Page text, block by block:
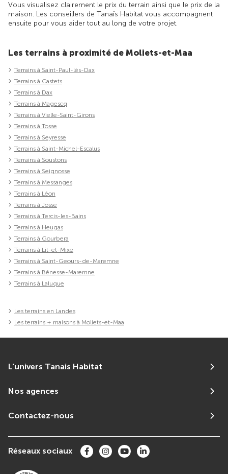
Vous visualisez clairement le prix du terrain ainsi que le prix de la
maison. Les conseillers de Tanaïs Habitat vous accompagnent
ensuite pour vous aider tout au long de votre projet.
Les terrains à proximité de Moliets-et-Maa
Terrains à Saint-Paul-lès-Dax
Terrains à Castets
Terrains à Dax
Terrains à Magescq
Terrains à Vielle-Saint-Girons
Terrains à Tosse
Terrains à Seyresse
Terrains à Saint-Michel-Escalus
Terrains à Soustons
Terrains à Seignosse
Terrains à Messanges
Terrains à Léon
Terrains à Josse
Terrains à Tercis-les-Bains
Terrains à Heugas
Terrains à Gourbera
Terrains à Lit-et-Mixe
Terrains à Saint-Geours-de-Maremne
Terrains à Bénesse-Maremne
Terrains à Laluque
Les terrains en Landes
Les terrains + maisons à Moliets-et-Maa
L'univers Tanais Habitat
Nos agences
Contactez-nous
Réseaux sociaux